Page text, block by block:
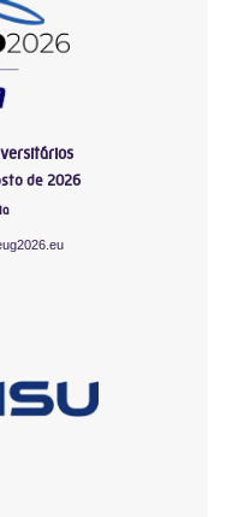
de 2026